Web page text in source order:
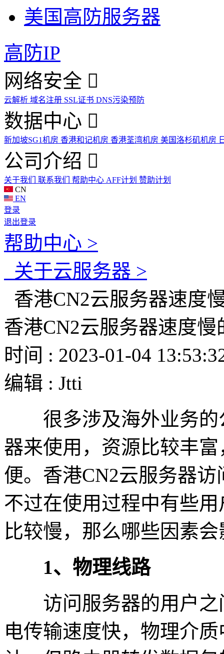
美国高防服务器
高防IP
网络安全
云解析 域名注册 SSL证书 DNS污染预防
数据中心
新加坡SG1机房 香港和记机房 香港荃湾机房 美国洛杉矶机房
公司介绍
关于我们 联系我们 帮助中心 AFF计划 赞助计划
CN
EN
登录
退出登录
帮助中心 >
关于云服务器 >
香港CN2云服务器速度
香港CN2云服务器速度
时间 : 2023-01-04
编辑 : Jtti
很多涉及海外业务的
器来使用，资源比较丰
便。香港CN2云服务器
不过在使用过程中有些
比较慢，那么哪些因素
1、物理线路
访问服务器的用户之
电传输速度快，物理介